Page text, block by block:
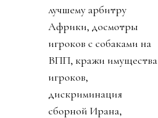
лучшему арбитру
Африки, досмотры
игроков с собаками на
ВПП, кражи имущества
игроков,
дискриминация
сборной Ирана,